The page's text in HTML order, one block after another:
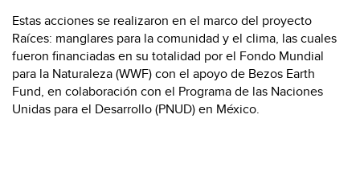
Estas acciones se realizaron en el marco del proyecto
Raíces: manglares para la comunidad y el clima, las cuales
fueron financiadas en su totalidad por el Fondo Mundial
para la Naturaleza (WWF) con el apoyo de Bezos Earth
Fund, en colaboración con el Programa de las Naciones
Unidas para el Desarrollo (PNUD) en México.